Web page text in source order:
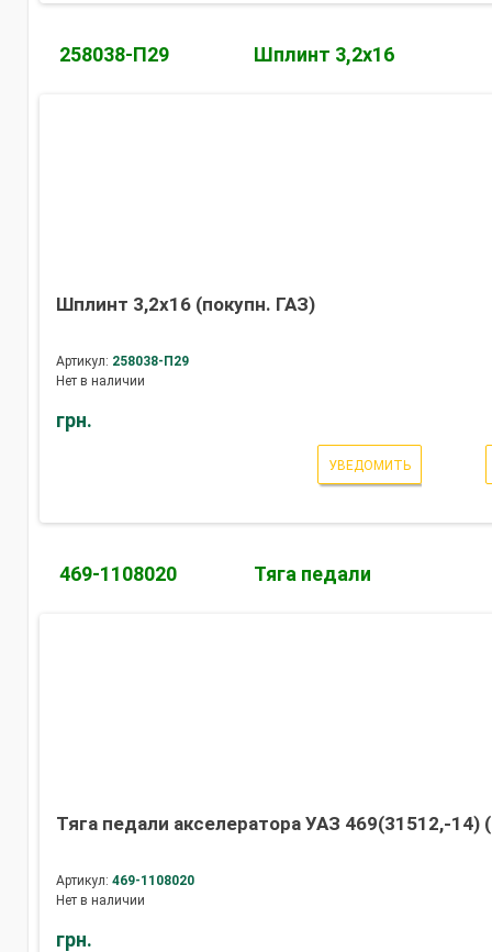
258038-П29 Шплинт 3,2х16
Шплинт 3,2х16 (покупн. ГАЗ)
Артикул: 258038-П29
Нет в наличии
грн.
УВЕДОМИТЬ
469-1108020 Тяга педали
Тяга педали акселератора УАЗ 469(31512,-14)
Артикул:469-1108020
Нет в наличии
грн.